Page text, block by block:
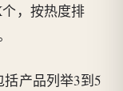
，按热度排
产品列举3到5